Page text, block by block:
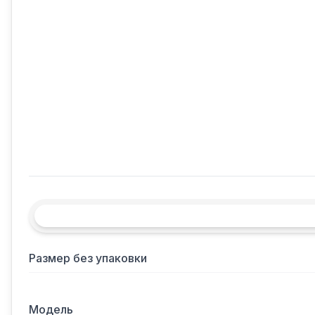
Размер без упаковки
Модель